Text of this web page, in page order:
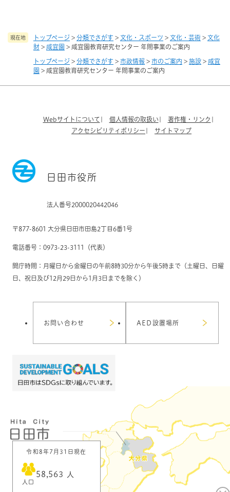
現在地 トップページ > 分類でさがす > 文化・スポーツ > 文化・芸術 > 文化
財 > 咸宜園 > 咸宜園教育研究センター 年間事業のご案内
トップページ > 分類でさがす > 市政情報 > 市のご案内 > 施設 > 咸宜
園 > 咸宜園教育研究センター 年間事業のご案内
Webサイトについて 個人情報の取扱い
著作権・リンク
アクセシビリティポリシー
サイトマップ
日田市役所
法人番号2000020442046
〒877-8601 大分県日田市田島2丁目6番1号
電話番号：0973-23-3111（代表）
開庁時間：月曜日から金曜日の午前8時30分から午後5時まで（土曜日、日曜
日、祝日及び12月29日から1月3日までを除く）
お問い合わせ AED設置場所
令和8年7月31日現在
人口
58,563 人